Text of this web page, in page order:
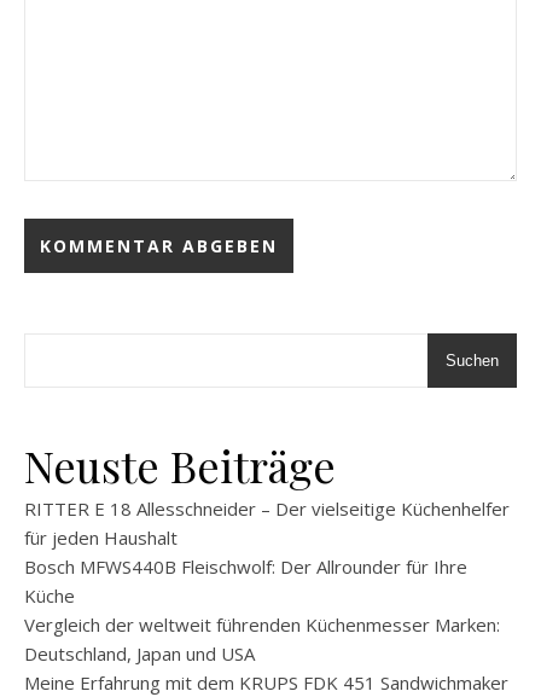
Suchen
Neuste Beiträge
RITTER E 18 Allesschneider – Der vielseitige Küchenhelfer
für jeden Haushalt
Bosch MFWS440B Fleischwolf: Der Allrounder für Ihre
Küche
Vergleich der weltweit führenden Küchenmesser Marken:
Deutschland, Japan und USA
Meine Erfahrung mit dem KRUPS FDK 451 Sandwichmaker